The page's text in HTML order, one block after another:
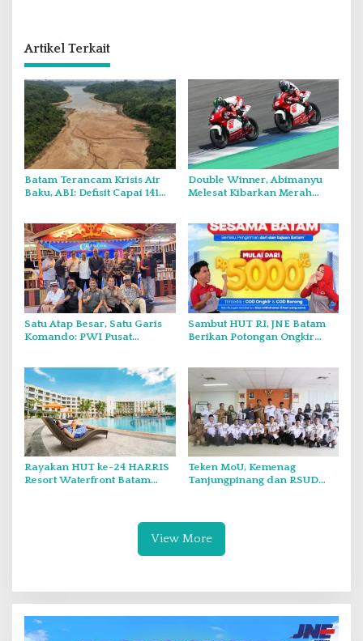
Artikel Terkait
Batam Terancam Krisis Air
Baku, ABI: Defisit Capai 141
Double Winner, Abimanyu
Melesat Kibarkan Merah
Satu Atap Besar, Satu Garis
Komando: PWI Pusat
Sambut HUT RI, JNE Batam
Berikan Potongan Ongkir
Rayakan HUT ke-24 HARRIS
Resort Waterfront Batam
Teken MoU, Kemenag
Tanjungpinang dan RSUD
View More